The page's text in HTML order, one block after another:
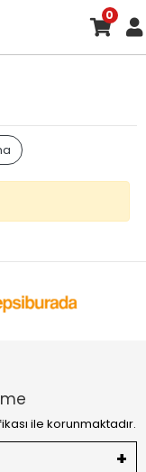
0
ile korunmaktadır.